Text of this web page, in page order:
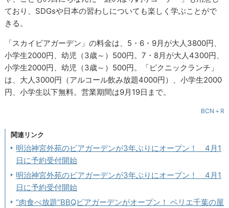
ており、SDGsや日本の習わしについても楽しく学ぶことがで
きる。
「スカイビアガーデン」の料金は、5・6・9月が大人3800円、
小学生2000円、幼児（3歳～）500円。7・8月が大人4300円、
小学生2000円、幼児（3歳～）500円。「ピクニックランチ」
は、大人3000円（アルコール飲み放題4000円）、小学生2000
円、小学生以下無料。営業期間は9月19日まで。
BCN＋R
関連リンク
明治神宮外苑のビアガーデンが3年ぶりにオープン！ 4月1
日に予約受付開始
明治神宮外苑のビアガーデンが3年ぶりにオープン！ 4月1
日に予約受付開始
“肉食べ放題”BBQビアガーデンがオープン！ ペリエ千葉の屋